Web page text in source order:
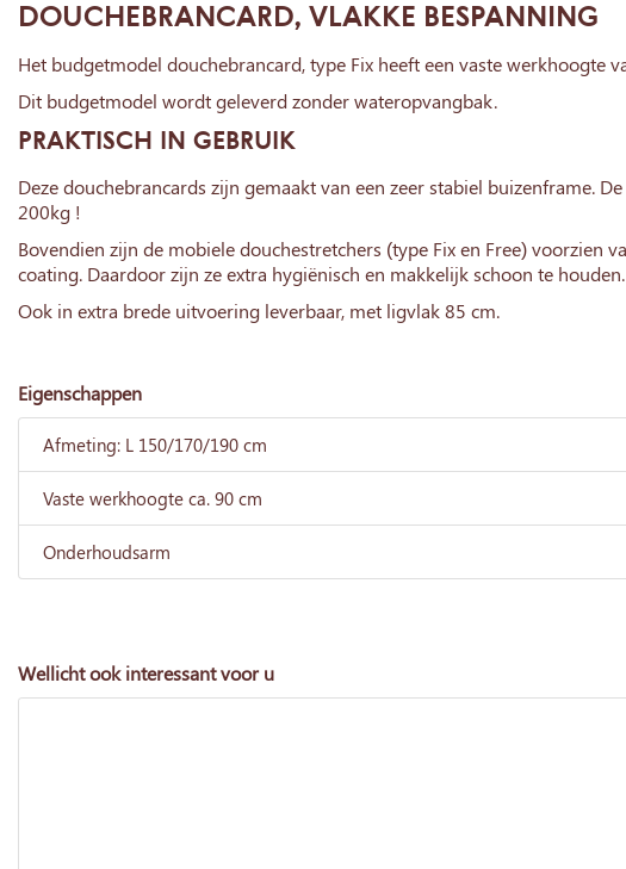
DOUCHEBRANCARD, VLAKKE BESPANNING
Het budgetmodel douchebrancard, type Fix heeft een vaste werkhoogte
Dit budgetmodel wordt geleverd zonder wateropvangbak.
PRAKTISCH IN GEBRUIK
Deze douchebrancards zijn gemaakt van een zeer stabiel buizenframe.
200kg !
Bovendien zijn de mobiele douchestretchers (type Fix en Free) voorzien
coating. Daardoor zijn ze extra hygiënisch en makkelijk schoon te houden.
Ook in extra brede uitvoering leverbaar, met ligvlak 85 cm.
Eigenschappen
Afmeting: L 150/170/190 cm
Vaste werkhoogte ca. 90 cm
Onderhoudsarm
Wellicht ook interessant voor u